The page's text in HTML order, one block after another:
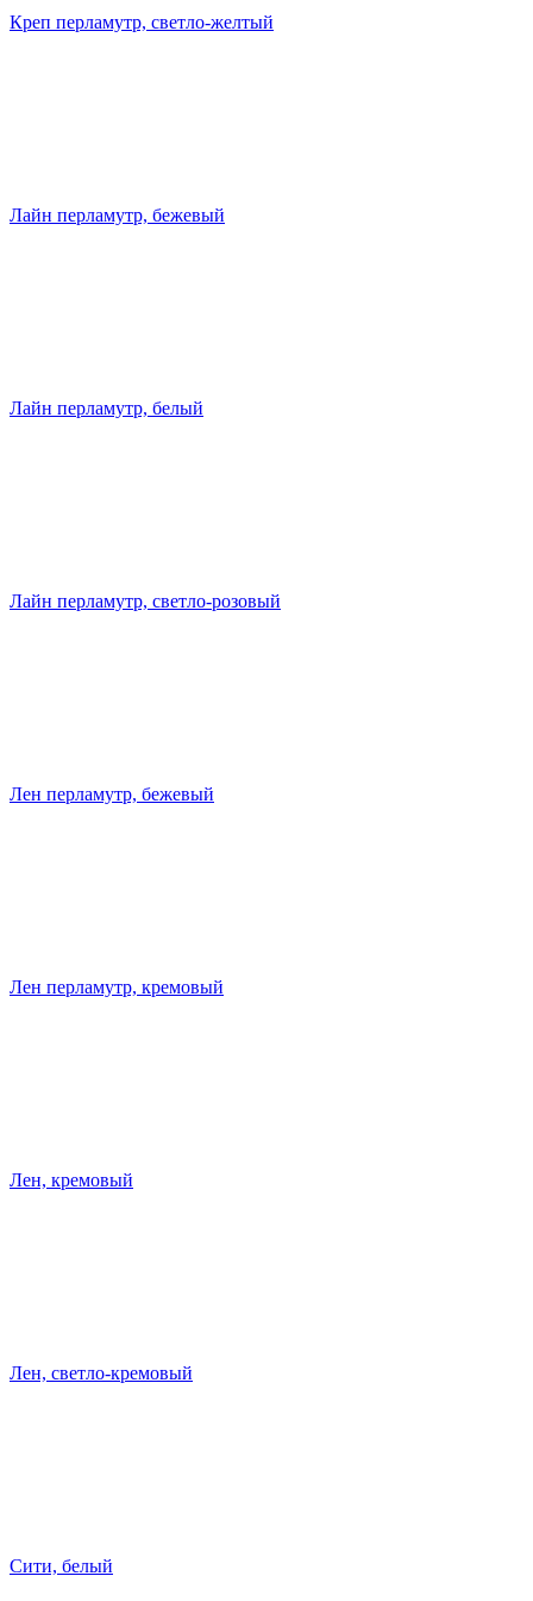
Креп перламутр, светло-желтый
Лайн перламутр, бежевый
Лайн перламутр, белый
Лайн перламутр, светло-розовый
Лен перламутр, бежевый
Лен перламутр, кремовый
Лен, кремовый
Лен, светло-кремовый
Сити, белый